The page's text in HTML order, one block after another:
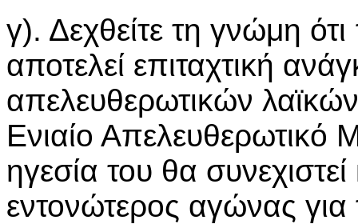
γ). Δεχθείτε τη γνώμη
αποτελεί επιταχτική
απελευθερωτικών
Ενιαίο
ηγεσία του θα
εντονώτερος αγώνας